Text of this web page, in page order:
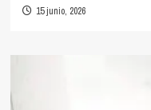
15 junio, 2026